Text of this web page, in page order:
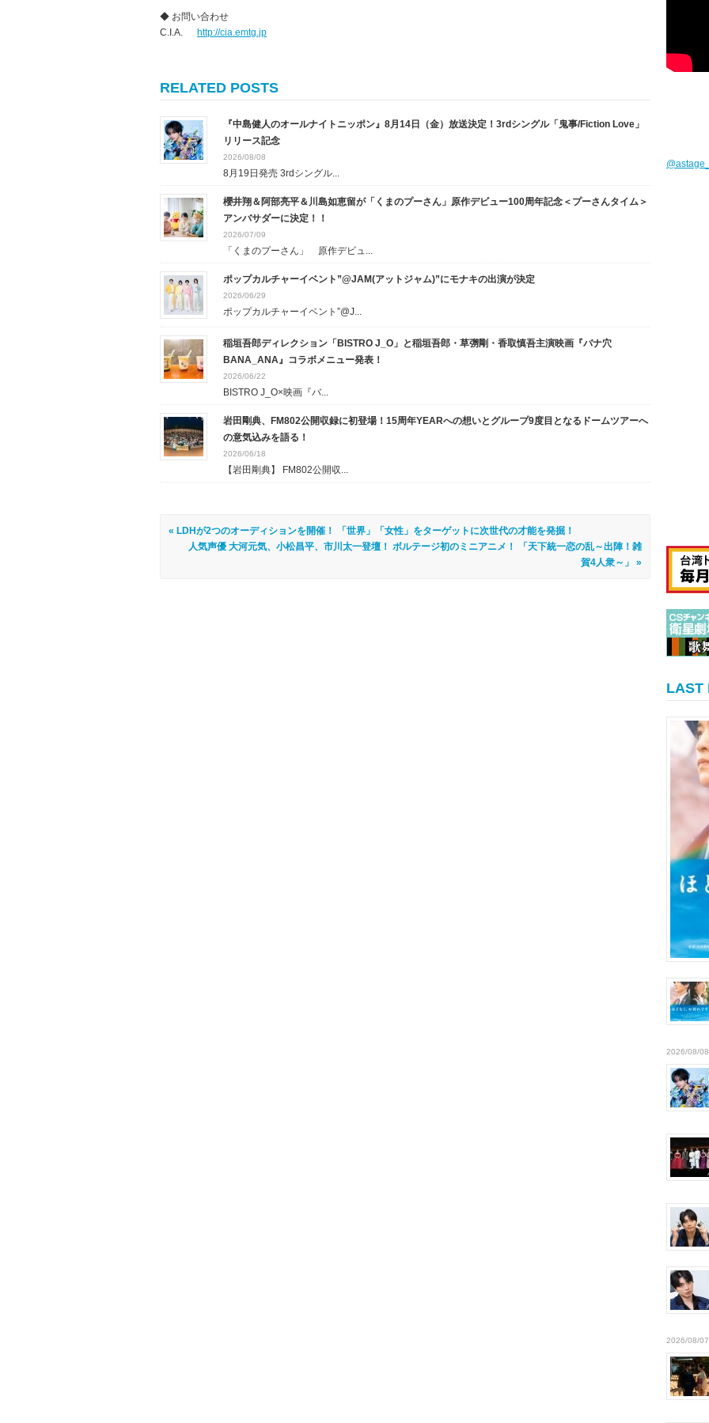
◆ お問い合わせ
C.I.A. http://cia.emtg.jp
RELATED POSTS
『中島健人のオールナイトニッポン』8月14日（金）放送決定！3rdシングル「鬼事/Fiction Love」
リリース記念
2026/08/08
8月19日発売 3rdシングル...
櫻井翔＆阿部亮平＆川島如恵留が「くまのプーさん」原作デビュー100周年記念＜プーさんタイム＞
アンバサダーに決定！！
2026/07/09
「くまのプーさん」 原作デビュ...
ポップカルチャーイベント”@JAM(アットジャム)”にモナキの出演が決定
2026/06/29
ポップカルチャーイベント”@J...
稲垣吾郎ディレクション「BISTRO J_O」と稲垣吾郎・草彅剛・香取慎吾主演映画『バナ穴
BANA_ANA』コラボメニュー発表！
2026/06/22
BISTRO J_O×映画『バ...
岩田剛典、FM802公開収録に初登場！15周年YEARへの想いとグループ9度目となるドームツアーへ
の意気込みを語る！
2026/06/18
【岩田剛典】 FM802公開収...
« LDHが2つのオーディションを開催！ 「世界」「女性」をターゲットに次世代の才能を発掘！
人気声優 大河元気、小松昌平、市川太一登壇！ ボルテージ初のミニアニメ！ 「天下統一恋の乱～出陣！雑
賀4人衆～」 »
LAST
2026/08/08
2026/08/07